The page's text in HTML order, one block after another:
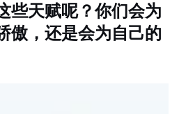
些天赋呢？你们会为
傲，还是会为自己的